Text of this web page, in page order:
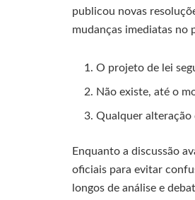
publicou novas
mudanças imediatas no
O projeto de lei
Não existe, até o
Qualquer alteração
Enquanto a discussão
oficiais para evitar
longos de análise e